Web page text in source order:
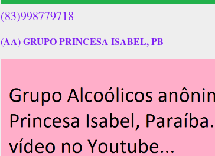
(83)998779718
(AA) GRUPO PRINCESA ISABEL, PB